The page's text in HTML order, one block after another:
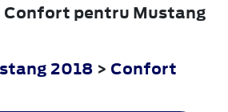
Confort pentru Mustang
2018 > Confort